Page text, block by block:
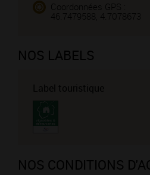
Coordonnées GPS :
46.7479588, 4.7078673
NOS LABELS
Label touristique
NOS CONDITIONS